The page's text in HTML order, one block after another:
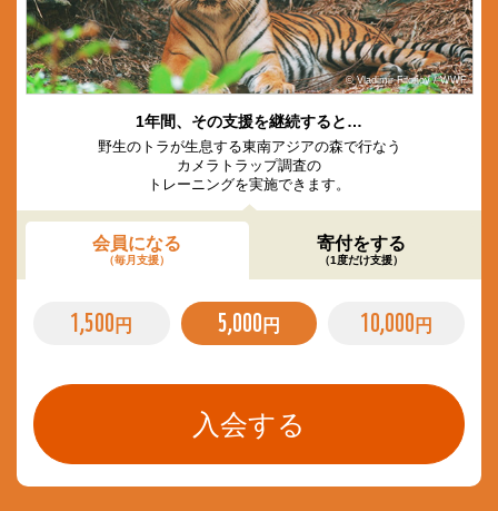
© Vladimir Filonov / WWF
1年間、その支援を継続すると…
野生のトラが生息する東南アジアの森で行なう
カメラトラップ調査の
トレーニングを実施できます。
会員になる
（毎月支援）
寄付をする
（1度だけ支援）
1,500 円 5,000 円 10,000 円